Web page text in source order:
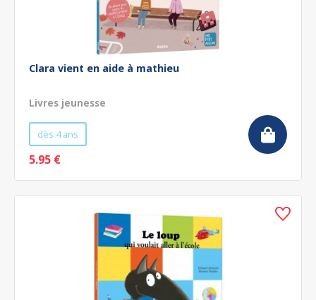
Clara vient en aide à mathieu
Livres jeunesse
dès 4 ans
5.95 €